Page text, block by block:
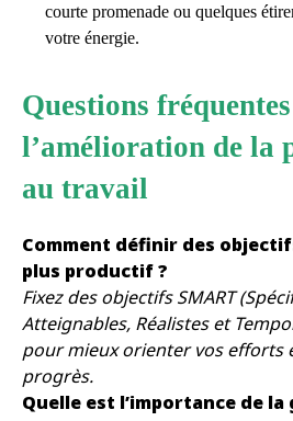
courte promenade ou quelques
votre énergie.
Questions
l’amélioration de la
au travail
Comment définir des
plus productif ?
Fixez des objectifs SMART
Atteignables, Réalistes et
pour mieux orienter vos efforts
progrès.
Quelle est l’importance de